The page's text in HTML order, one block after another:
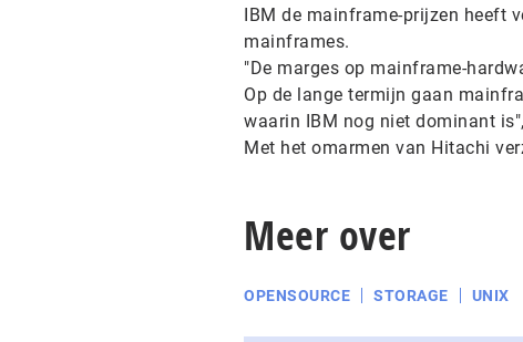
IBM de mainframe-prijzen heeft
mainframes.
"De marges op mainframe-
Op de lange termijn gaan
waarin IBM nog niet dominant
Met het omarmen van Hitachi
Meer over
OPENSOURCE STORAGE UNIX